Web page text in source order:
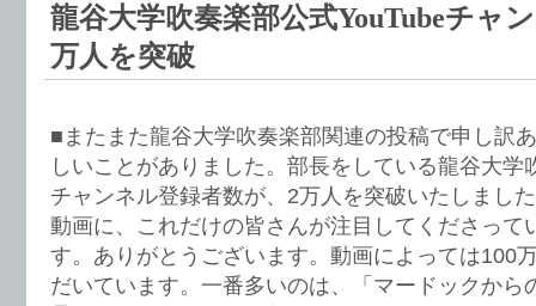
龍谷大学吹奏楽部公式YouTubeチャ
万人を突破
■またまた龍谷大学吹奏楽部関連の投稿で申し訳
しいことがありました。部長をしている龍谷大学
チャンネル登録者数が、2万人を突破いたしまし
動画に、これだけの皆さんが注目してくださって
す。ありがとうございます。動画によっては100
だいています。一番多いのは、「マードックから